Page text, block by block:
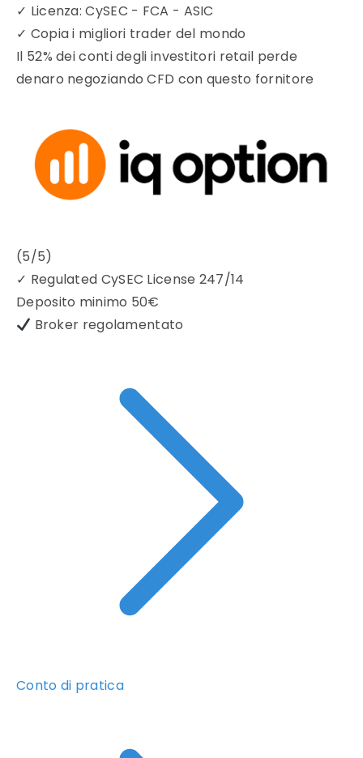
✓ Licenza: CySEC - FCA - ASIC
✓ Copia i migliori trader del mondo
Il 52% dei conti degli investitori retail perde
denaro negoziando CFD con questo fornitore
(5/5)
✓ Regulated CySEC License 247/14
Deposito minimo 50€
Broker regolamentato
Conto di pratica